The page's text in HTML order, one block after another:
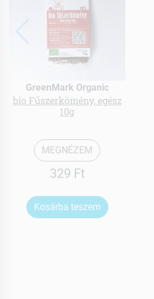
GreenMark Organic
bio Fűszerkömény, egész
10g
MEGNÉZEM
329 Ft
Kosárba teszem